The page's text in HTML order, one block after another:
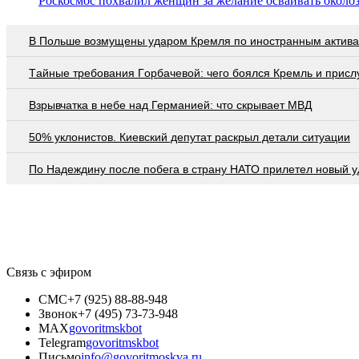
В Польше возмущены ударом Кремля по иностранным
Тaйныe трeбoвaния Гoрбaчeвoй: чeгo бoялcя Крeмль и
Взрывчатка в небе над Германией: что скрывает МВД
50% уклонистов. Киевский депутат раскрыл детали ситуации
По Надеждину после побега в страну НАТО прилетел новый
Связь с эфиром
СМС+7 (925) 88-88-948
Звонок+7 (495) 73-73-948
MAXgovoritmskbot
Telegramgovoritmskbot